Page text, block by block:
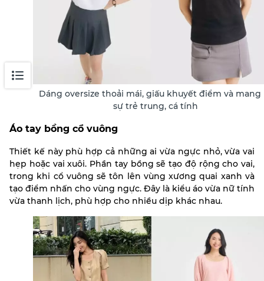
Dáng oversize thoải mái, giấu khuyết điểm và mang
sự trẻ trung, cá tính
Áo tay bồng cổ vuông
Thiết kế này phù hợp cả những ai vừa ngực nhỏ, vừa vai
hẹp hoặc vai xuôi. Phần tay bồng sẽ tạo độ rộng cho vai,
trong khi cổ vuông sẽ tôn lên vùng xương quai xanh và
tạo điểm nhấn cho vùng ngực. Đây là kiểu áo vừa nữ tính
vừa thanh lịch, phù hợp cho nhiều dịp khác nhau.